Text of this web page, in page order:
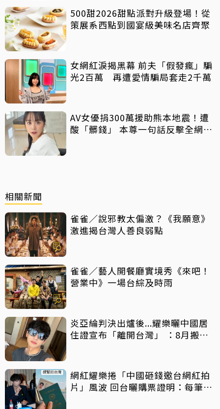
500甜2026甜點派對升級登場！從
策展系西點到國宴級美味名店齊聚
女網紅淚揭黑幕 前夫「假發瘋」騙
光2百萬 再遭愛情騙局套走2千萬
AV女優捐300萬援助熊本地震！遭
酸「髒錢」 本尊一句話反擊全網力
相關新聞
雀雀／說邪教太偏激？《我願意》
激進揭台灣人善良弱點
雀雀／藝人開餐廳實境秀《來吧！
營業中》一場台綜及時雨
炎亞綸判決出爐後...耀樂曬中國居
住證宣布「離開台灣」 ：8月搬杭
網紅耀樂捲「中國砸錢邀台網紅拍
片」風波 回台曬購票證明：每筆都